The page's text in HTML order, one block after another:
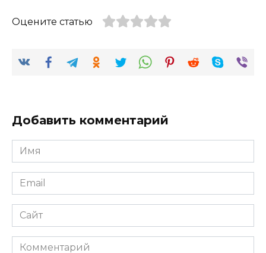
Оцените статью
Добавить комментарий
Имя
*
Email
*
Сайт
Комментарий